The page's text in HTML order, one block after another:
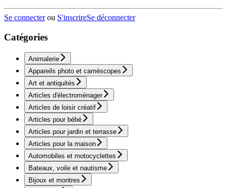
Se connecterou S'inscrireSe déconnecter
Catégories
Animalerie
Appareils photo et caméscopes
Art et antiquités
Articles d'électroménager
Articles de loisir créatif
Articles pour bébé
Articles pour jardin et terrasse
Articles pour la maison
Automobiles et motocyclettes
Bateaux, voile et nautisme
Bijoux et montres